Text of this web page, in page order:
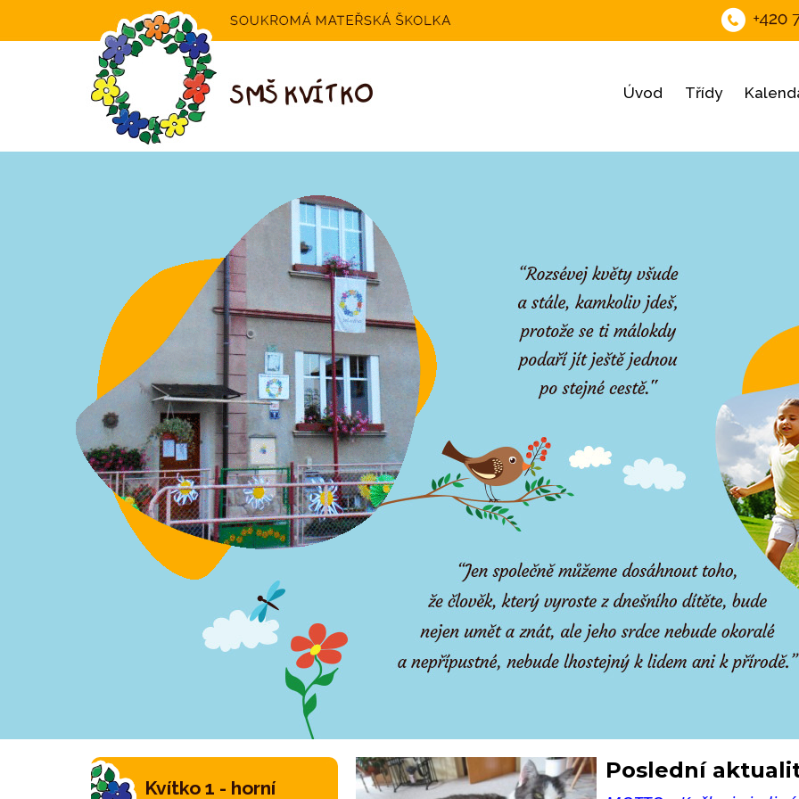
Úvod Třídy
Poslední
Kvítko 1 - horní